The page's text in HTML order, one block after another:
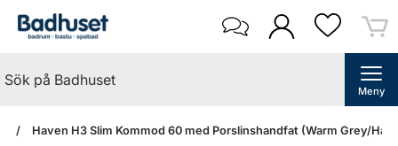
Meny
Haven H3 Slim Kommod 60 med Porslinshandfat (Warm Grey/